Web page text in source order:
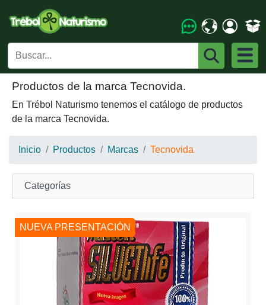
Productos de la marca Tecnovida.
En Trébol Naturismo tenemos el catálogo de productos
de la marca Tecnovida.
Inicio Productos Marcas Tecnovida
Categorías
NUEVA PRESENTACIÓN